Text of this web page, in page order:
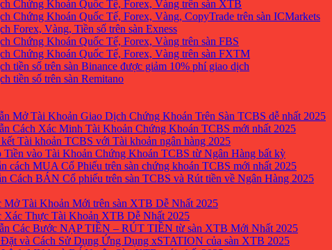
Chứng Khoán Quốc Tế, Forex, Vàng trên sàn XTB
Chứng Khoán Quốc Tế, Forex, Vàng, CopyTrade trên sàn ICMarkets
Forex, Vàng, Tiền số trên sàn Exness
Chứng Khoán Quốc Tế, Forex, Vàng trên sàn FBS
Chứng Khoán Quốc Tế, Forex, Vàng trên sàn FXTM
tiền số trên sàn Binance được giảm 10% phí giao dịch
tiền số trên sàn Remitano
Mở Tài Khoản Giao Dịch Chứng Khoán Trên Sàn TCBS dễ nhất 2025
Cách Xác Minh Tài Khoản Chứng Khoán TCBS mới nhất 2025
Tài khoản TCBS với Tài khoản ngân hàng 2025
Tiền vào Tài Khoản Chứng Khoán TCBS từ Ngân Hàng bất kỳ
cách MUA Cổ Phiếu trên sàn chứng khoán TCBS mới nhất 2025
Cách BÁN Cổ phiếu trên sàn TCBS và Rút tiền về Ngân Hàng 2025
Mở Tài Khoản Mới trên sàn XTB Dễ Nhất 2025
Xác Thực Tài Khoản XTB Dễ Nhất 2025
Các Bước NẠP TIỀN – RÚT TIỀN từ sàn XTB Mới Nhất 2025
và Cách Sử Dụng Ứng Dụng xSTATION của sàn XTB 2025